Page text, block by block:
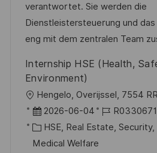
g
r
i
e
verantwortet. Sie werden die
Dienstleistersteuerung und
eng mit dem zentralen Team
Internship HSE (Health,
Environment)
O
r
t
Hengelo, Overijssel, 7554 RR
D
a
t
2026-06-04
J
o
R0330671
K
a
HSE, Real Estate,
Medical Welfare